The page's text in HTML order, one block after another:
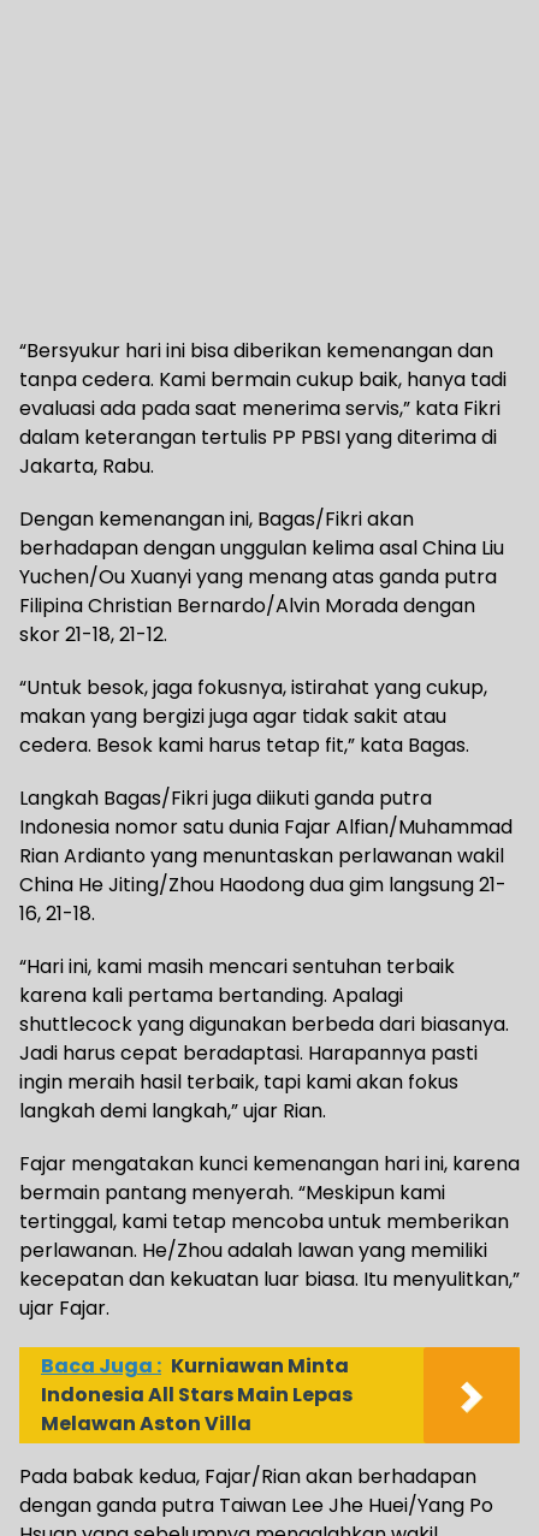
“Bersyukur hari ini bisa diberikan kemenangan dan
tanpa cedera. Kami bermain cukup baik, hanya tadi
evaluasi ada pada saat menerima servis,” kata Fikri
dalam keterangan tertulis PP PBSI yang diterima di
Jakarta, Rabu.
Dengan kemenangan ini, Bagas/Fikri akan
berhadapan dengan unggulan kelima asal China Liu
Yuchen/Ou Xuanyi yang menang atas ganda putra
Filipina Christian Bernardo/Alvin Morada dengan
skor 21-18, 21-12.
“Untuk besok, jaga fokusnya, istirahat yang cukup,
makan yang bergizi juga agar tidak sakit atau
cedera. Besok kami harus tetap fit,” kata Bagas.
Langkah Bagas/Fikri juga diikuti ganda putra
Indonesia nomor satu dunia Fajar Alfian/Muhammad
Rian Ardianto yang menuntaskan perlawanan wakil
China He Jiting/Zhou Haodong dua gim langsung 21-
16, 21-18.
“Hari ini, kami masih mencari sentuhan terbaik
karena kali pertama bertanding. Apalagi
shuttlecock yang digunakan berbeda dari biasanya.
Jadi harus cepat beradaptasi. Harapannya pasti
ingin meraih hasil terbaik, tapi kami akan fokus
langkah demi langkah,” ujar Rian.
Fajar mengatakan kunci kemenangan hari ini, karena
bermain pantang menyerah. “Meskipun kami
tertinggal, kami tetap mencoba untuk memberikan
perlawanan. He/Zhou adalah lawan yang memiliki
kecepatan dan kekuatan luar biasa. Itu menyulitkan,”
ujar Fajar.
Baca Juga : Kurniawan Minta
Indonesia All Stars Main Lepas
Melawan Aston Villa
Pada babak kedua, Fajar/Rian akan berhadapan
dengan ganda putra Taiwan Lee Jhe Huei/Yang Po